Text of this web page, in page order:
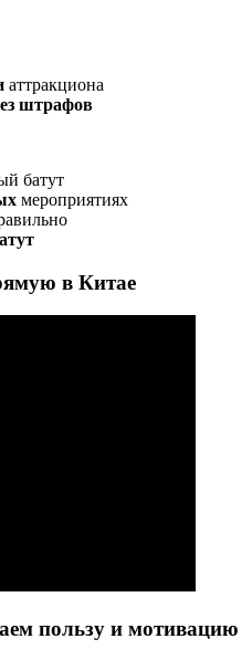
аттракциона
штрафов
батут
мероприятиях
в Китае
пользу и мотивацию